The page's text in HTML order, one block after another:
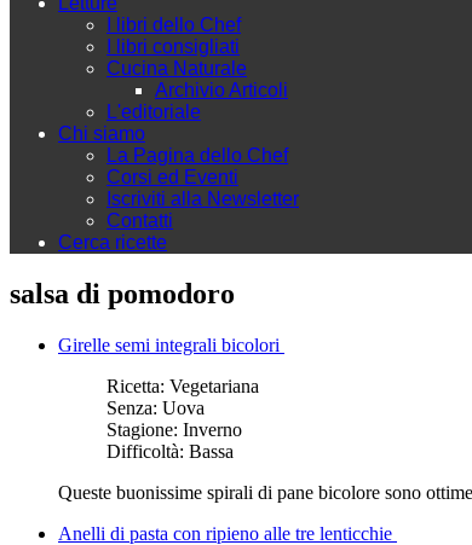
I libri dello Chef
I libri consigliati
Cucina Naturale
Archivio Articoli
L'editoriale
Chi siamo
La Pagina dello Chef
Corsi ed Eventi
Iscriviti alla Newsletter
Contatti
Cerca ricette
salsa di pomodoro
Girelle semi integrali bicolori
Ricetta: Vegetariana
Senza: Uova
Stagione: Inverno
Difficoltà: Bassa
Queste buonissime spirali di pane bicolore sono
Anelli di pasta con ripieno alle tre lenticchie